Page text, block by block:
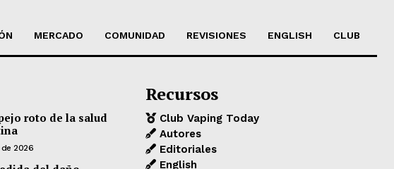
MERCADO COMUNIDAD REVISIONES ENGLISH CLUB
roto de la salud
2026
Recursos
Club Vaping Today
Autores
Editoriales
English